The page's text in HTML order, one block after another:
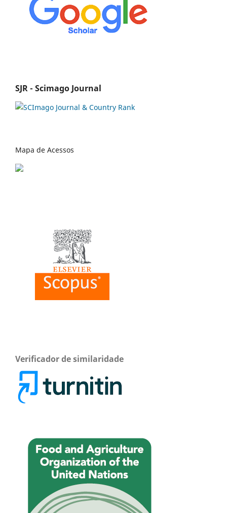
SJR - Scimago Journal
Mapa de Acessos
Verificador de similaridade